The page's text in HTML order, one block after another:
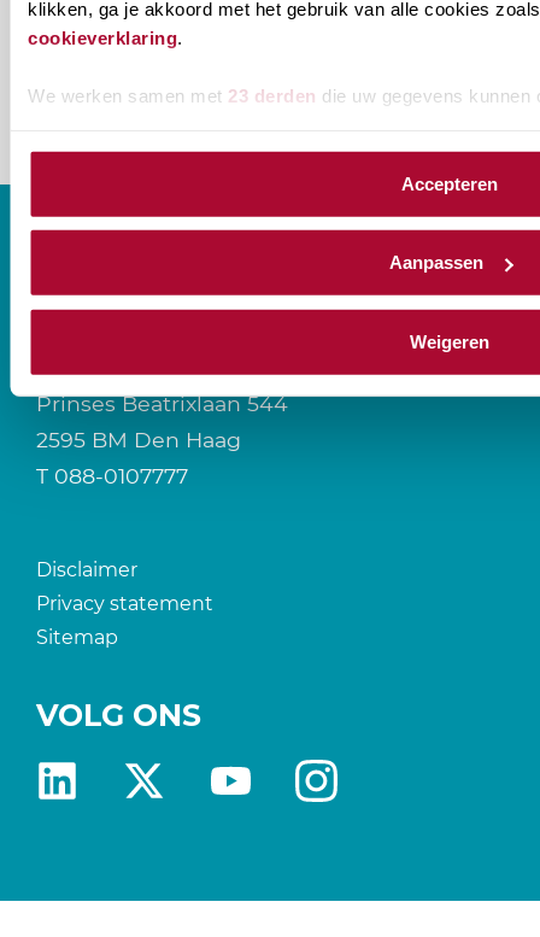
klikken, ga je akkoord met het gebruik van alle cookies
cookieverklaring.
We werken samen met 23 derden die uw gegevens kunnen
Accepteren
Aanpassen
Weigeren
naam@bedrijf.nl
CONTACT
Prinses Beatrixlaan 544
2595 BM Den Haag
T 088-0107777
Disclaimer
Privacy statement
Sitemap
VOLG ONS